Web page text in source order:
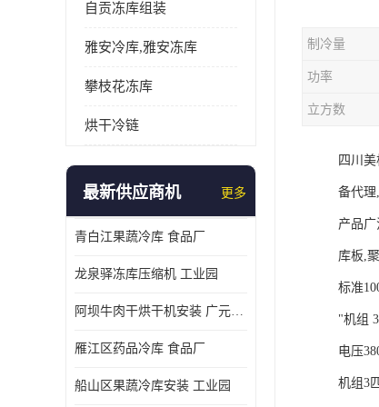
自贡冻库组装
雅安冷库,雅安冻库
攀枝花冻库
烘干冷链
最新供应商机 更多
青白江果蔬冷库 食品厂
龙泉驿冻库压缩机 工业园
阿坝牛肉干烘干机安装 广元牛肉干烘干机 安装造价
雁江区药品冷库 食品厂
船山区果蔬冷库安装 工业园
制冷量
功率
立方数
四川
备代理
产品
库板,
标准
"机组
电压
机组3